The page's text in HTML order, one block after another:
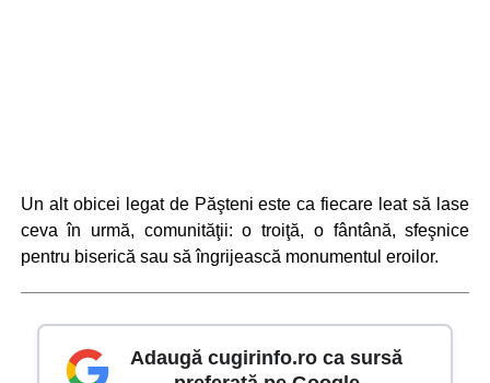
Un alt obicei legat de Păşteni este ca fiecare leat să lase
ceva în urmă, comunităţii: o troiţă, o fântână, sfeşnice
pentru biserică sau să îngrijească monumentul eroilor.
Adaugă cugirinfo.ro ca sursă